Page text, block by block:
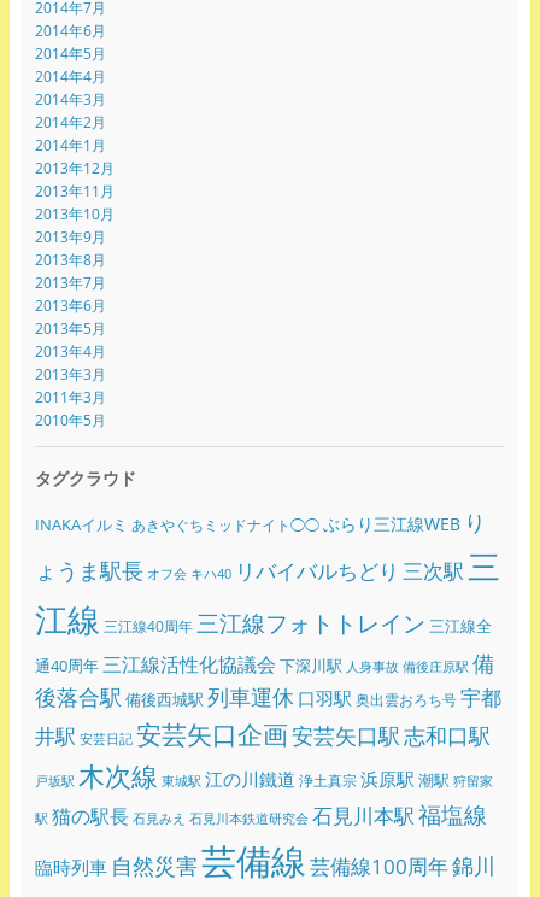
2014年7月
2014年6月
2014年5月
2014年4月
2014年3月
2014年2月
2014年1月
2013年12月
2013年11月
2013年10月
2013年9月
2013年8月
2013年7月
2013年6月
2013年5月
2013年4月
2013年3月
2011年3月
2010年5月
タグクラウド
INAKAイルミ あきやぐちミッドナイト◯◯ ぶらり三江線WEB り
ょうま駅長 オフ会 キハ40 リバイバルちどり 三次駅 三
江線 三江線40周年 三江線フォトトレイン 三江線全
通40周年三江線活性化協議会 下深川駅 人身事故 備後庄原駅 備
後落合駅 備後西城駅 列車運休 口羽駅 奥出雲おろち号 宇都
井駅 安芸日記 安芸矢口企画安芸矢口駅 志和口駅
戸坂駅 木次線 東城駅 江の川鐵道 浄土真宗 浜原駅 潮駅 狩留家
駅 猫の駅長 石見みえ 石見川本鉄道研究会 石見川本駅福塩線
臨時列車 自然災害芸備線 芸備線100周年錦川